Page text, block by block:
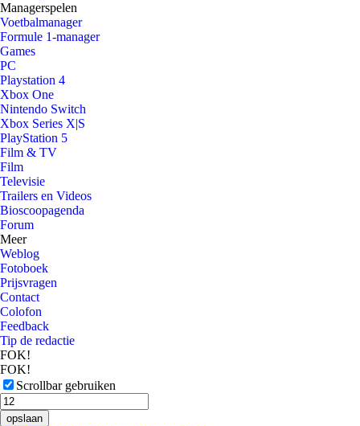
Managerspelen
Voetbalmanager
Formule 1-manager
Games
PC
Playstation 4
Xbox One
Nintendo Switch
Xbox Series X|S
PlayStation 5
Film & TV
Film
Televisie
Trailers en Videos
Bioscoopagenda
Forum
Meer
Weblog
Fotoboek
Prijsvragen
Contact
Colofon
Feedback
Tip de redactie
FOK!
FOK!
Scrollbar gebruiken
opslaan